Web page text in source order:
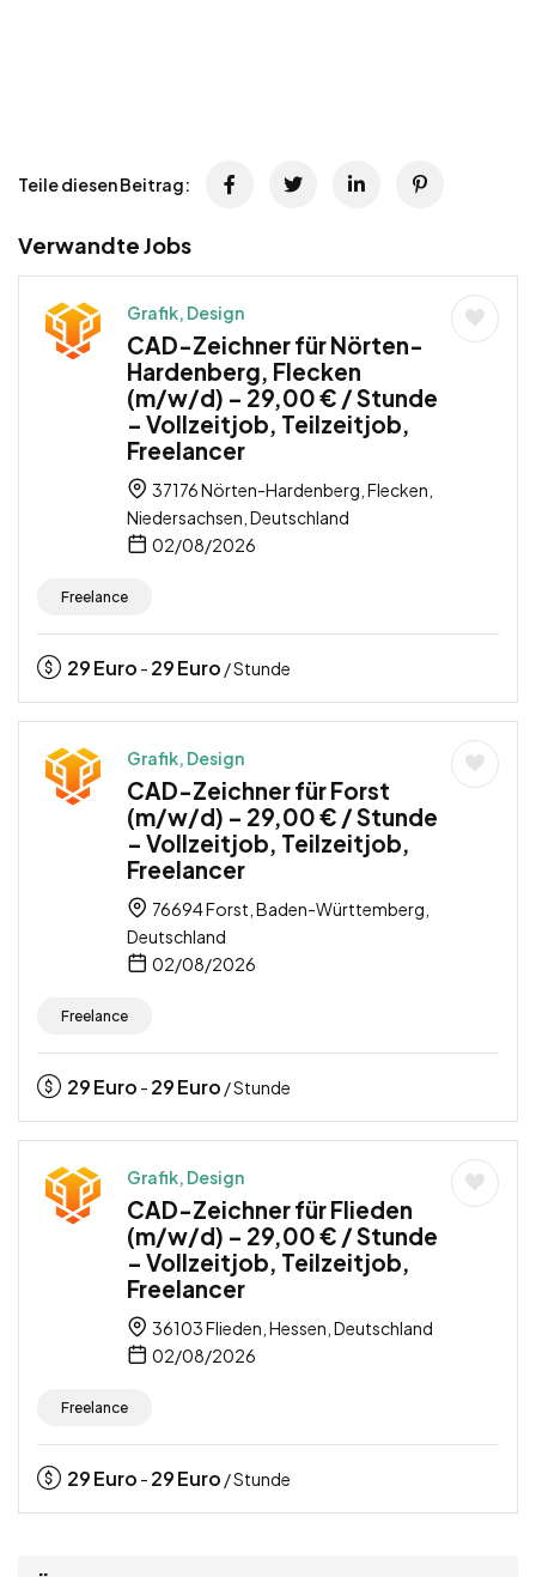
Teile diesen Beitrag:
Verwandte Jobs
Grafik, Design
CAD-Zeichner für Nörten-
Hardenberg, Flecken
(m/w/d) – 29,00 € / Stunde
– Vollzeitjob, Teilzeitjob,
Freelancer
37176 Nörten-Hardenberg, Flecken,
Niedersachsen, Deutschland
02/08/2026
Freelance
29Euro - 29Euro / Stunde
Grafik, Design
CAD-Zeichner für Forst
(m/w/d) – 29,00 € / Stunde
– Vollzeitjob, Teilzeitjob,
Freelancer
76694 Forst, Baden-Württemberg,
Deutschland
02/08/2026
Freelance
29Euro - 29Euro / Stunde
Grafik, Design
CAD-Zeichner für Flieden
(m/w/d) – 29,00 € / Stunde
– Vollzeitjob, Teilzeitjob,
Freelancer
36103 Flieden, Hessen, Deutschland
02/08/2026
Freelance
29Euro - 29Euro / Stunde